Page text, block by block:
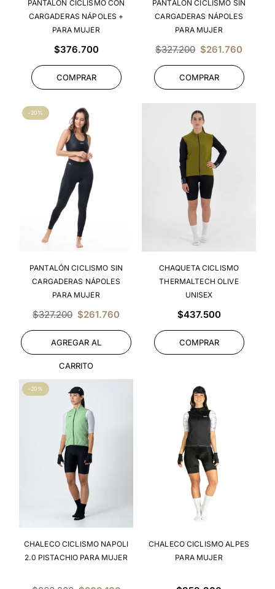
PANTALÓN CICLISMO CON
CARGADERAS NÁPOLES +
PARA MUJER
Precio
$376.700
COMPRAR
PANTALÓN CICLISMO SIN
CARGADERAS NÁPOLES
PARA MUJER
Precio
$327.200 $261.760
COMPRAR
-20%
PANTALÓN CICLISMO SIN
CARGADERAS NÁPOLES
PARA MUJER
Precio
$327.200 $261.760
AGREGAR AL
CARRITO
CHAQUETA CICLISMO
THERMALTECH OLIVE
UNISEX
Precio
$437.500
COMPRAR
-20%
CHALECO CICLISMO NAPOLI
2.0 PISTACHIO PARA MUJER
CHALECO CICLISMO ALPES
PARA MUJER